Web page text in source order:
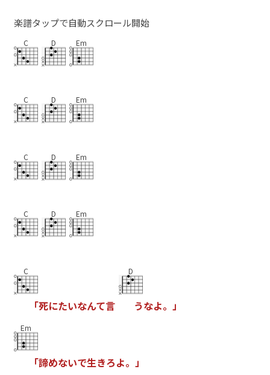
楽譜タップで自動スクロール開始
C D Em
C D Em
C D Em
C D Em
C
「死にたいなんて言
D
うなよ。 」
Em
「諦めないで生きろよ。 」